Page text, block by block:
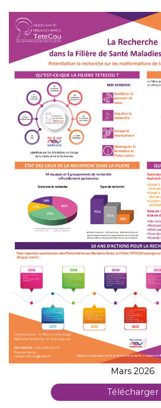
Mars 2026
Télécharger